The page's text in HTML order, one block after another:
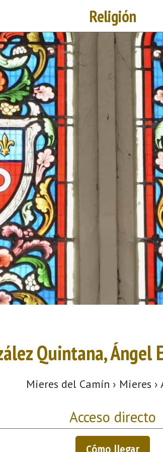
Religión
Quintana, Ángel
Mieres del Camín › Mieres ›
Acceso directo
Cómo llegar